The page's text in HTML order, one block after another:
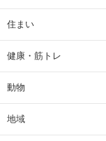
住まい
健康・筋トレ
動物
地域